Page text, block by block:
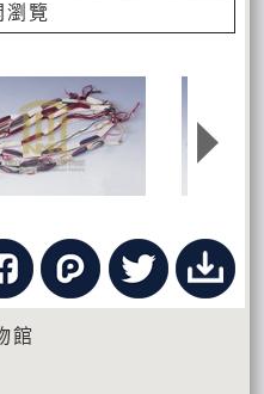
瀏覽
館